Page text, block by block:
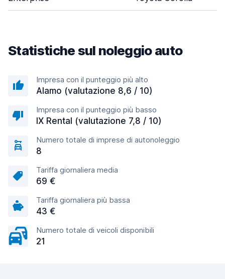
Statistiche sul noleggio auto
Impresa con il punteggio più alto
Alamo (valutazione 8,6 / 10)
Impresa con il punteggio più basso
IX Rental (valutazione 7,8 / 10)
Numero totale di imprese di autonoleggio
8
Tariffa giornaliera media
69 €
Tariffa giornaliera più bassa
43 €
Numero totale di veicoli disponibili
21